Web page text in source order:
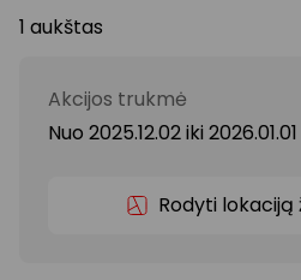
1 aukštas
Akcijos trukmė
Nuo 2025.12.02iki 2026.01.01
Rodyti